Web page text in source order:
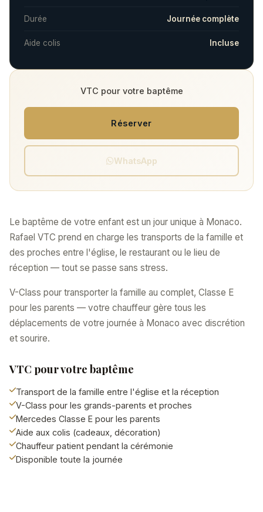
Le baptême de votre enfant est un jour unique à Monaco.
Rafael VTC prend en charge les transports de la famille et
des proches entre l'église, le restaurant ou le lieu de
réception — tout se passe sans stress.
V-Class pour transporter la famille au complet, Classe E
pour les parents — votre chauffeur gère tous les
déplacements de votre journée à Monaco avec discrétion
et sourire.
VTC pour votre baptême
Transport de la famille entre l'église et la réception
V-Class pour les grands-parents et proches
Mercedes Classe E pour les parents
Aide aux colis (cadeaux, décoration)
Chauffeur patient pendant la cérémonie
Disponible toute la journée
Durée Journée complète
Aide colis Incluse
VTC pour votre baptême
Réserver
WhatsApp